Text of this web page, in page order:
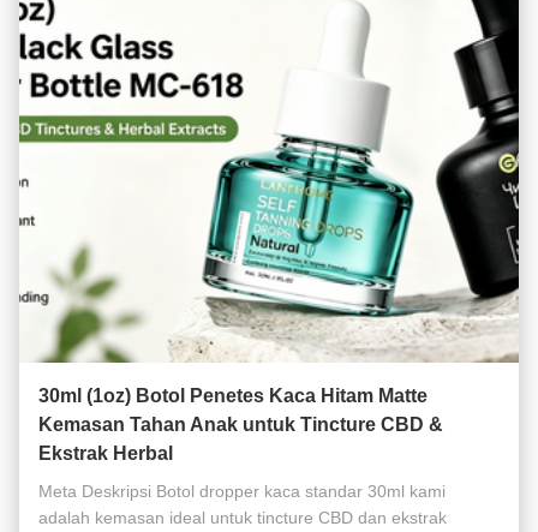
30ml (1oz) Botol Penetes Kaca Hitam Matte
Kemasan Tahan Anak untuk Tincture CBD &
Ekstrak Herbal
Meta Deskripsi Botol dropper kaca standar 30ml kami
adalah kemasan ideal untuk tincture CBD dan ekstrak